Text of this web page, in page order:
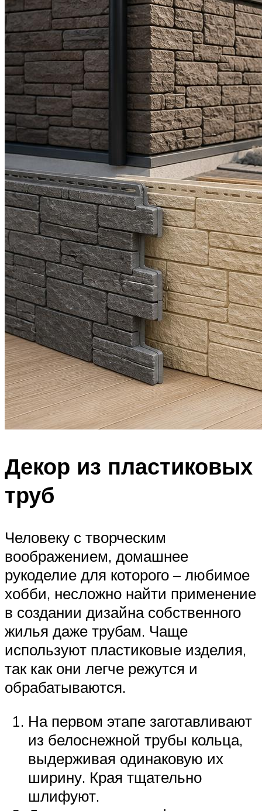
Декор из пластиковых
труб
Человеку с творческим
воображением, домашнее
рукоделие для которого – любимое
хобби, несложно найти применение
в создании дизайна собственного
жилья даже трубам. Чаще
используют пластиковые изделия,
так как они легче режутся и
обрабатываются.
На первом этапе заготавливают
из белоснежной трубы кольца,
выдерживая одинаковую их
ширину. Края тщательно
шлифуют.